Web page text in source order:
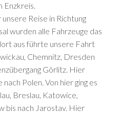
Enzkreis.
Reise in Richtung
wurden alle Fahrzeuge das
aus führte unsere Fahrt
Chemnitz, Dresden
Görlitz. Hier
Polen. Von hier ging es
Breslau, Katowice,
bis nach Jarostav. Hier